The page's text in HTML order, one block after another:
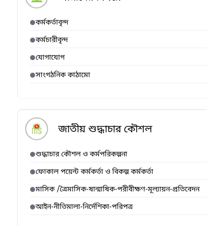
কর্মকর্তাবৃন্দ
কর্মচারীবৃন্দ
যোগাযোগ
সাংগঠনিক কাঠামো
জাতীয় শুদ্ধাচার কৌশল
শুদ্ধাচার কৌশল ও কর্মপরিকল্পনা
ফোকাল পয়েন্ট কর্মকর্তা ও বিকল্প কর্মকর্তা
মাসিক /ত্রৈমাসিক-ষান্মাষিক-পরীবীক্ষণ-মূল্যায়ন-প্রতিবেদন
আইন-নীতিমালা-নির্দেশিকা-পরিপত্র